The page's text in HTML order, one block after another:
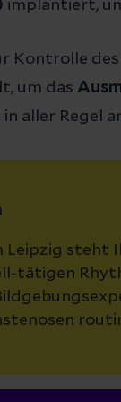
implantiert,
Kontrolle
um das
aller Regel
steht
tätigen